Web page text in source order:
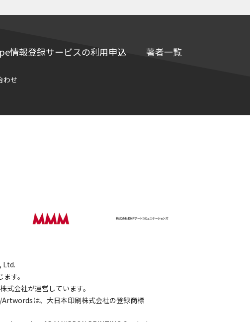
情報登録サービスの利用申込 著者一覧
わせ
Ltd.
す。
会社が運営しています。
は、大日本印刷株式会社の登録商標